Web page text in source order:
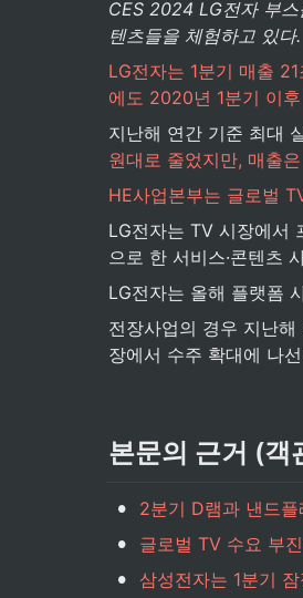
CES 2024 LG전자 부
텐츠들을 체험하고 있다.
LG전자는 1분기 매출
에도 2020년 1분기 이
지난해 연간 기준 최대
원대로 줄었지만, 매출
HE사업본부는 글로벌
LG전자는 TV 시장에
으로 한 서비스·콘텐츠
LG전자는 올해 플랫폼
전장사업의 경우 지난
장에서 수주 확대에 나
본문의 근거 (객
• 2분기 D램과 낸드
• 글로벌 TV 수요 부
• 삼성전자는 1분기